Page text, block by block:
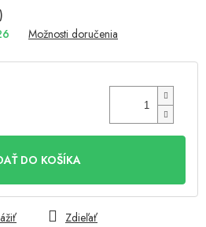
Možnosti doručenia
DO KOŠÍKA
Zdieľať